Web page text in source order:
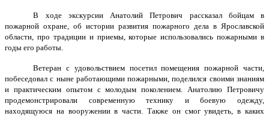
В ходе экскурсии Анатолий Петрович рассказал бойцам в
пожарной охране, об истории развития пожарного дела в Ярославской
области, про традиции и приемы, которые использовались пожарными в
годы его работы.
Ветеран с удовольствием посетил помещения пожарной части,
побеседовал с ныне работающими пожарными, поделился своими знаниям
и практическим опытом с молодым поколением. Анатолию Петровичу
продемонстрировали современную технику и боевую одежду,
находящуюся на вооружении в части. Также он смог увидеть, в каких